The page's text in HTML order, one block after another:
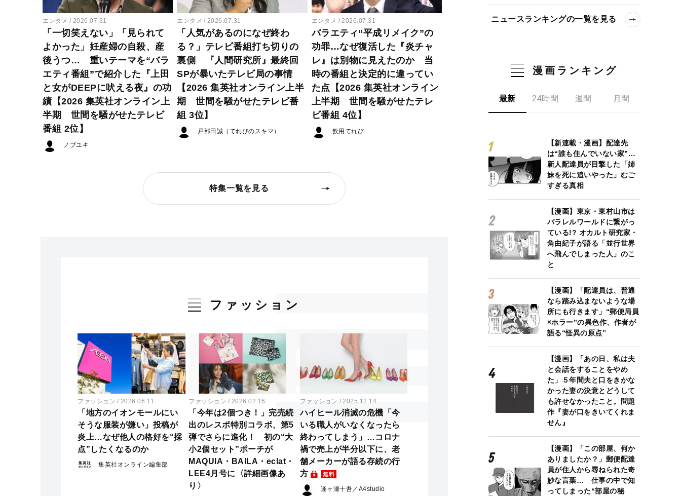
エンタメ 2026.07.31
「一切笑えない」「見られて
よかった」妊産婦の自殺、産
後うつ… 重いテーマを“バラ
エティ番組”で紹介した『上田
と女がDEEPに吠える夜』の功
績【2026 集英社オンライン上
半期 世間を騒がせたテレビ
番組 2位】
ノブユキ
エンタメ 2026.07.31
「人気があるのになぜ終わ
る？」テレビ番組打ち切りの
裏側 『人間研究所』最終回
SPが暴いたテレビ局の事情
【2026 集英社オンライン上半
期 世間を騒がせたテレビ番
組 3位】
戸部田誠（てれびのスキマ）
エンタメ 2026.07.31
バラエティ“平成リメイク”の
功罪…なぜ復活した『炎チャ
レ』は別物に見えたのか 当
時の番組と決定的に違ってい
た点【2026 集英社オンライン
上半期 世間を騒がせたテレ
ビ番組 4位】
飲用てれび
特集一覧を見る
ファッション
ファッション 2026.06.11
「地方のイオンモールにい
そうな服装が嫌い」投稿が
炎上…なぜ他人の格好を“採
点”したくなるのか
集英社オンライン編集部
ファッション 2026.02.16
「今年は2個つき！」完売続
出のレスポ特別コラボ、第5
弾でさらに進化！ 初の“大
小2個セット”ポーチが
MAQUIA・BAILA・eclat・
LEE4月号に〈詳細画像あ
り〉
ファッション 2025.12.14
ハイヒール消滅の危機「今
いる職人がいなくなったら
終わってしまう」…コロナ
禍で売上が半分以下に、老
舗メーカーが語る存続の行
方
無料
逢ヶ瀬十吾／A4studio
ニュースランキングの一覧を見る
漫画ランキング
最新 24時間 週間 月間
【新連載・漫画】配達先
は“誰も住んでいない家”…
新人配達員が目撃した「姉
妹を死に追いやった」むご
すぎる真相
【漫画】東京・東村山市は
パラレルワールドに繋がっ
ている!? オカルト研究家・
角由紀子が語る「並行世界
へ飛んでしまった人」のこ
と
【漫画】「配達員は、普通
なら踏み込まないような場
所にも行きます」“郵便局員
×ホラー”の異色作、作者が
語る“怪異の原点”
【漫画】「あの日、私は夫
と会話をすることをやめ
た」５年間夫と口をきかな
かった妻の決意とどうして
も許せなかったこと。問題
作『妻が口をきいてくれま
せん』
【漫画】「この部屋、何か
ありましたか？」郵便配達
員が住人から尋ねられた奇
妙な言葉… 仕事の中で知
ってしまった“部屋の秘